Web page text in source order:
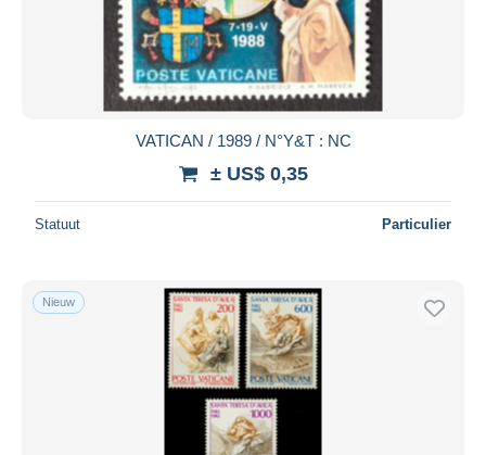
VATICAN / 1989 / N°Y&T : NC
± US$ 0,35
Statuut Particulier
Nieuw